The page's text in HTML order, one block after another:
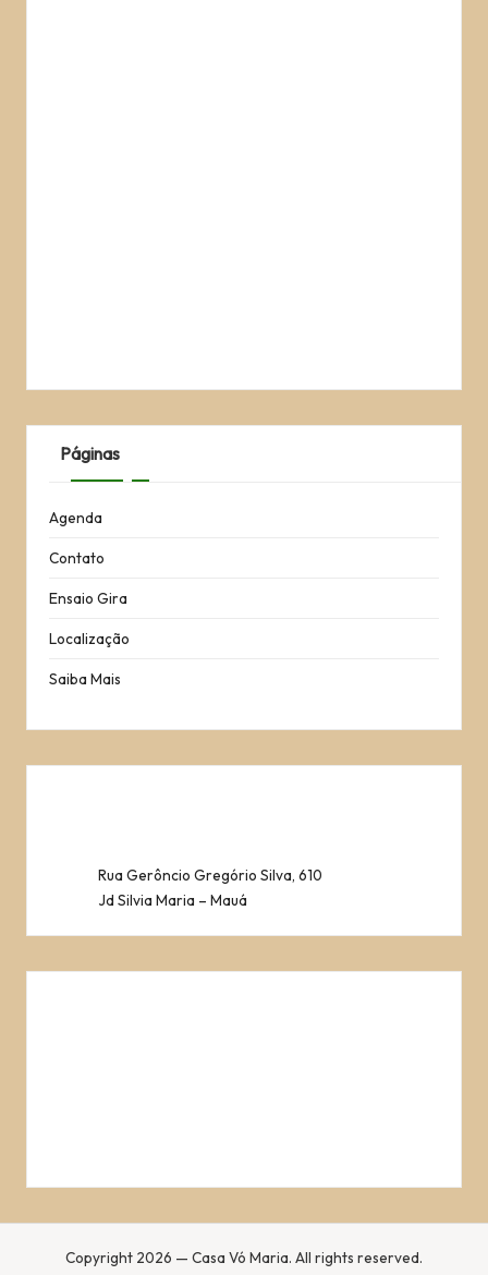
Páginas
Agenda
Contato
Ensaio Gira
Localização
Saiba Mais
Rua Gerôncio Gregório Silva, 610
Jd Silvia Maria – Mauá
Copyright 2026 — Casa Vó Maria. All rights reserved.